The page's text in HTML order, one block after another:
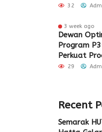
Jantung
32
3 week ago
Dewan
Program
Perkuat
Pertanian di
29
Recent
Semarak